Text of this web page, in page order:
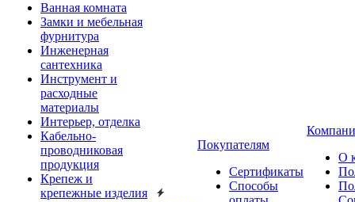
Ванная комната
Замки и мебельная
фурнитура
Инженерная
сантехника
Инструмент и
расходные
материалы
Интерьер, отделка
Кабельно-
проводниковая
продукция
Крепеж и
крепежные изделия
Покупателям
Сертификаты
Способы
О